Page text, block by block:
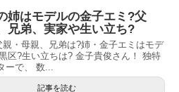
姉はモデルの金子エミ?父
兄弟、実家や生い立ち?
・母親、兄弟は?姉・金子エミはモデ
区?生い立ちは? 金子貴俊さん！ 独特
ーで、 数...
記事を読む